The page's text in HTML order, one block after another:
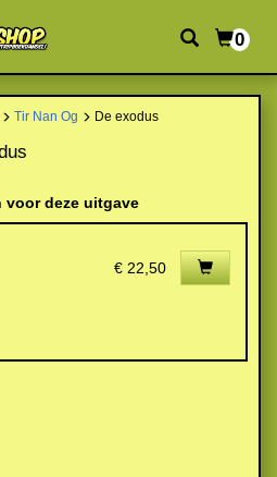
0
Tir Nan Og De exodus
voor deze uitgave
€ 22,50